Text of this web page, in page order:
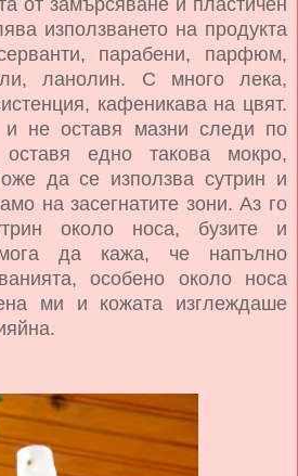
използването на продукта
парабени, парфюм,
ланолин. С много лека,
кафеникава на цвят.
не оставя мазни следи по
едно такова мокро,
да се използва сутрин и
на засегнатите зони. Аз го
около носа, бузите и
да кажа, че напълно
особено около носа
ми и кожата изглеждаше